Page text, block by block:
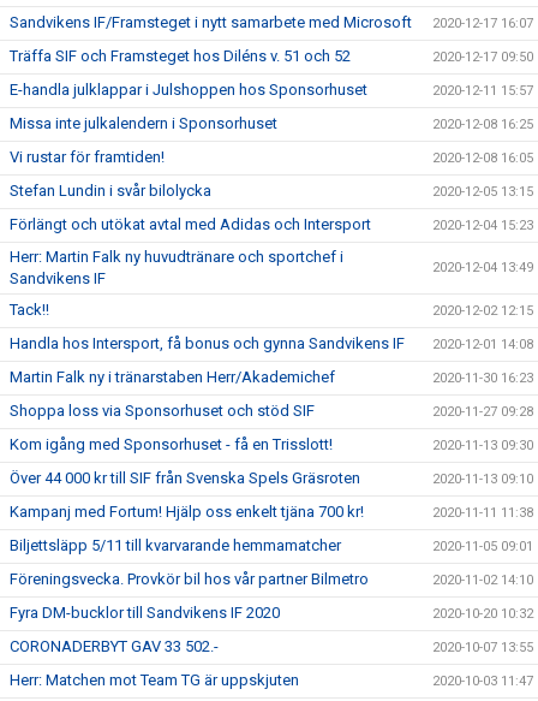
Sandvikens IF/Framsteget i nytt samarbete med Microsoft 2020-12-17 16:07
Träffa SIF och Framsteget hos Diléns v. 51 och 52 2020-12-17 09:50
E-handla julklappar i Julshoppen hos Sponsorhuset 2020-12-11 15:57
Missa inte julkalendern i Sponsorhuset 2020-12-08 16:25
Vi rustar för framtiden! 2020-12-08 16:05
Stefan Lundin i svår bilolycka 2020-12-05 13:15
Förlängt och utökat avtal med Adidas och Intersport 2020-12-04 15:23
Herr: Martin Falk ny huvudtränare och sportchef i
Sandvikens IF
2020-12-04 13:49
Tack!! 2020-12-02 12:15
Handla hos Intersport, få bonus och gynna Sandvikens IF 2020-12-01 14:08
Martin Falk ny i tränarstaben Herr/Akademichef 2020-11-30 16:23
Shoppa loss via Sponsorhuset och stöd SIF 2020-11-27 09:28
Kom igång med Sponsorhuset - få en Trisslott! 2020-11-13 09:30
Över 44 000 kr till SIF från Svenska Spels Gräsroten 2020-11-13 09:10
Kampanj med Fortum! Hjälp oss enkelt tjäna 700 kr! 2020-11-11 11:38
Biljettsläpp 5/11 till kvarvarande hemmamatcher 2020-11-05 09:01
Föreningsvecka. Provkör bil hos vår partner Bilmetro 2020-11-02 14:10
Fyra DM-bucklor till Sandvikens IF 2020 2020-10-20 10:32
CORONADERBYT GAV 33 502.- 2020-10-07 13:55
Herr: Matchen mot Team TG är uppskjuten 2020-10-03 11:47